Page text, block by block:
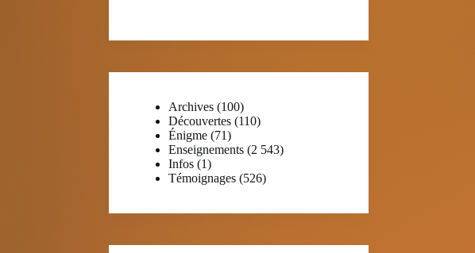
Archives (100)
Découvertes (110)
Énigme (71)
Enseignements (2 543)
Infos (1)
Témoignages (526)